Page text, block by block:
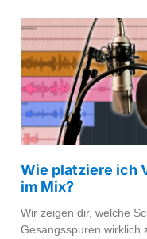
Wie platziere ich
im Mix?
Wir zeigen dir, welche
Gesangsspuren wirklich